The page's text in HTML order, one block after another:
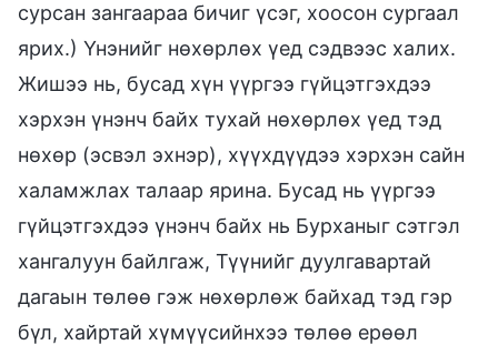
сурсан зангаараа бичиг үсэг, хоосон сургаал
ярих.) Үнэнийг нөхөрлөх үед сэдвээс халих.
Жишээ нь, бусад хүн үүргээ гүйцэтгэхдээ
хэрхэн үнэнч байх тухай нөхөрлөх үед тэд
нөхөр (эсвэл эхнэр), хүүхдүүдээ хэрхэн сайн
халамжлах талаар ярина. Бусад нь үүргээ
гүйцэтгэхдээ үнэнч байх нь Бурханыг сэтгэл
хангалуун байлгаж, Түүнийг дуулгавартай
дагаын төлөө гэж нөхөрлөж байхад тэд гэр
бүл, хайртай хүмүүсийнхээ төлөө ерөөл